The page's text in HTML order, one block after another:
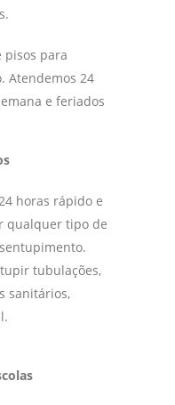
pisos para
Atendemos 24
e feriados
horas rápido e
qualquer tipo de
tubulações,
sanitários,